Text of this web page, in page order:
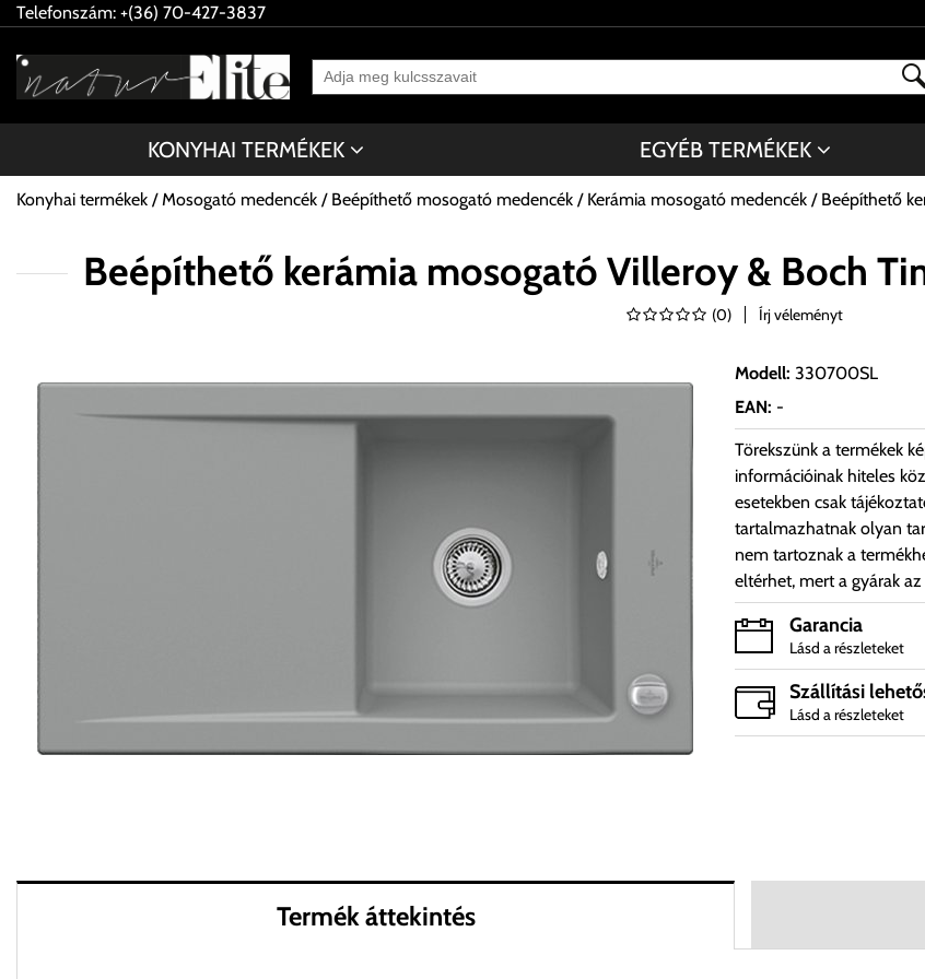
Telefonszám: +(36) 70-427-3837
KONYHAI TERMÉKEK EGYÉB TERMÉKEK
Konyhai termékek Mosogató medencék Beépíthető mosogató medencék Kerámia mosogató medencék Beépíthető
Beépíthető kerámia mosogató Villeroy & Boch
(0) Írj véleményt
Modell: 330700SL
EAN: -
Törekszünk a termékek
információinak hiteles
esetekben csak
tartalmazhatnak olyan
nem tartoznak a
eltérhet, mert a gyárak
Garancia
Lásd a részleteket
Szállítási
Lásd a részleteket
Termék áttekintés